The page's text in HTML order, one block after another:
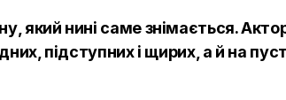
який нині саме знімається.
підступних і щирих, а й на